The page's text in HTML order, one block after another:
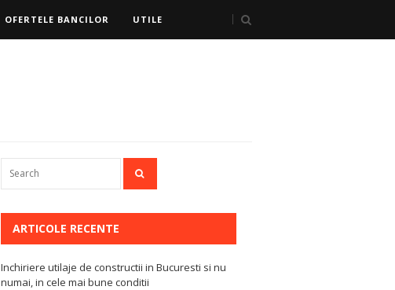
OFERTELE BANCILOR UTILE
ARTICOLE RECENTE
Inchiriere utilaje de constructii in Bucuresti si nu
numai, in cele mai bune conditii